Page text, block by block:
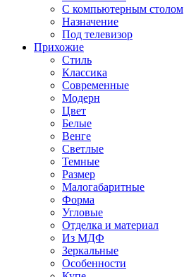
С компьютерным столом
Назначение
Под телевизор
Прихожие
Стиль
Классика
Современные
Модерн
Цвет
Белые
Венге
Светлые
Темные
Размер
Малогабаритные
Форма
Угловые
Отделка и материал
Из МДФ
Зеркальные
Особенности